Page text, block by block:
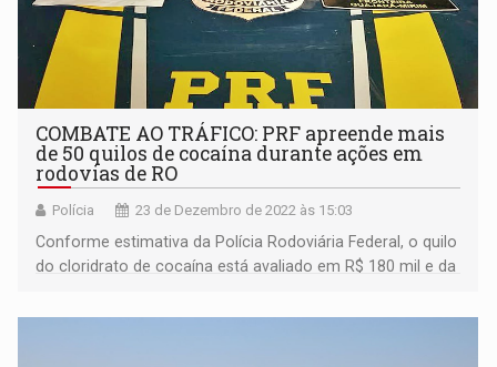
COMBATE AO TRÁFICO: PRF apreende mais
de 50 quilos de cocaína durante ações em
rodovias de RO
Polícia 23 de Dezembro de 2022 às 15:03
Conforme estimativa da Polícia Rodoviária Federal, o quilo
do cloridrato de cocaína está avaliado em R$ 180 mil e da
organizado é cerca de 7.836.000,00 milhões